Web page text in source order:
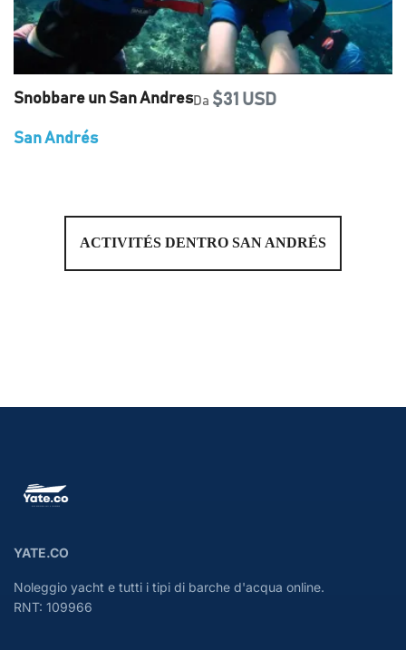
Snobbare un San AndresDa $31 USD
San Andrés
ACTIVITÉS DENTRO SAN ANDRÉS
YATE.CO
Noleggio yacht e tutti i tipi di barche d'acqua online.
RNT: 109966